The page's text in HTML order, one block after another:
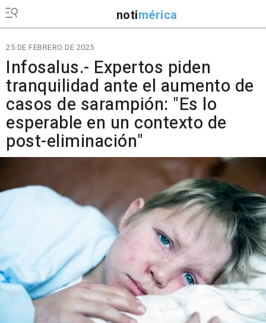
notimérica
25 DE FEBRERO DE 2025
Infosalus.- Expertos piden
tranquilidad ante el aumento de
casos de sarampión: "Es lo
esperable en un contexto de
post-eliminación"